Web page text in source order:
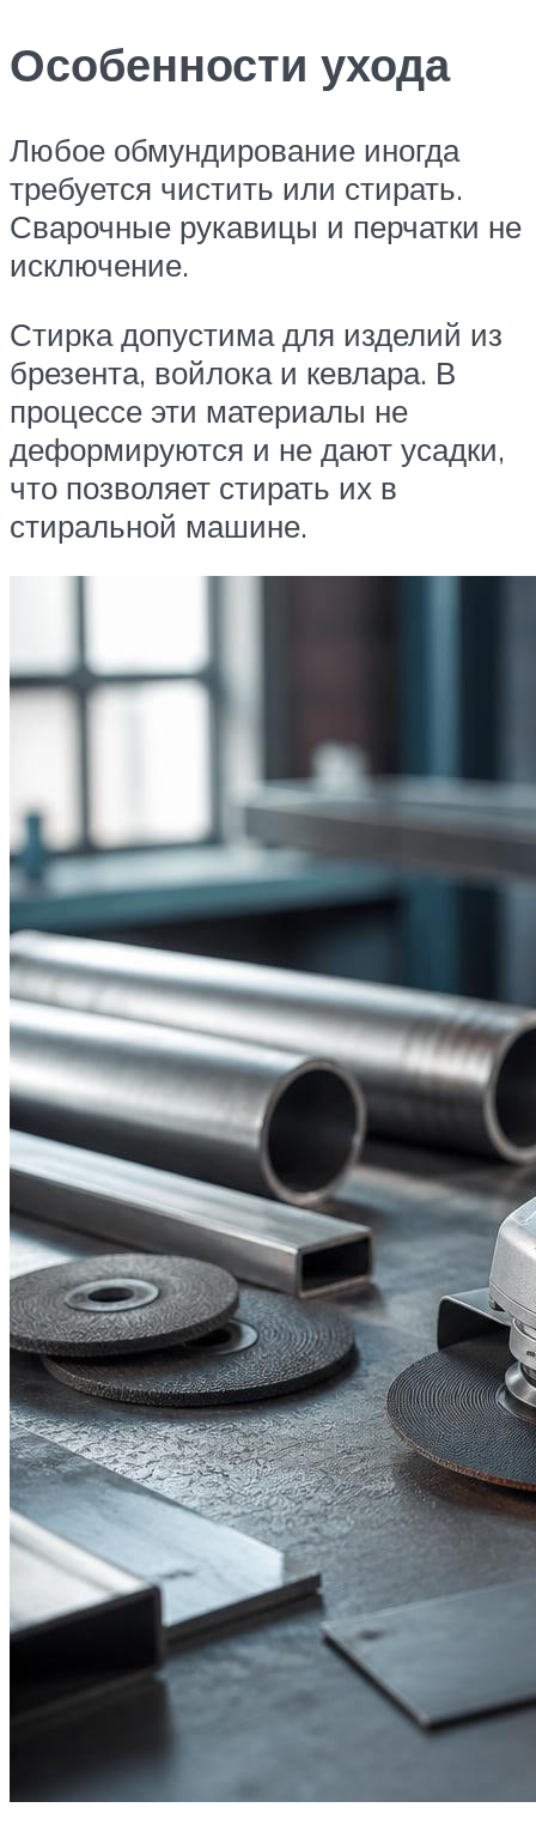
Особенности ухода
Любое обмундирование иногда
требуется чистить или стирать.
Сварочные рукавицы и перчатки не
исключение.
Стирка допустима для изделий из
брезента, войлока и кевлара. В
процессе эти материалы не
деформируются и не дают усадки,
что позволяет стирать их в
стиральной машине.